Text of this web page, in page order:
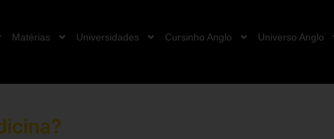
Matérias Universidades Cursinho Anglo Universo Anglo